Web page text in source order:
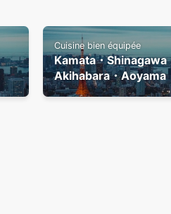
Cuisine bien équipée
Kamata・Shinagawa
Akihabara・Aoyama